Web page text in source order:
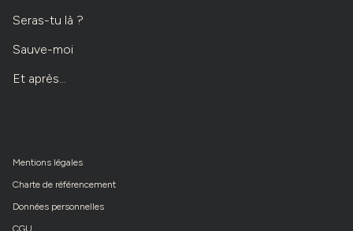
Seras-tu là ?
Sauve-moi
Et après...
Mentions légales
Charte de référencement
Données personnelles